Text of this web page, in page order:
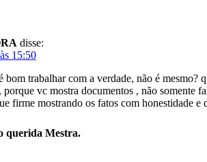
disse:
15:50
bom trabalhar com a verdade, não é
vc mostra documentos , não somente
firme mostrando os fatos com honestidade e
querida Mestra.